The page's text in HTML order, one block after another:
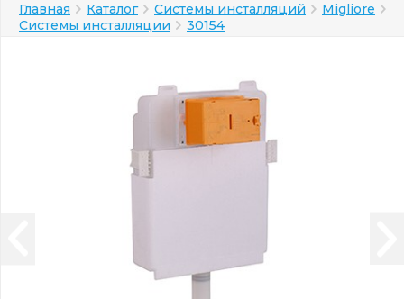
Главная Каталог Системы инсталляций
Migliore
Системы инсталляции
30154